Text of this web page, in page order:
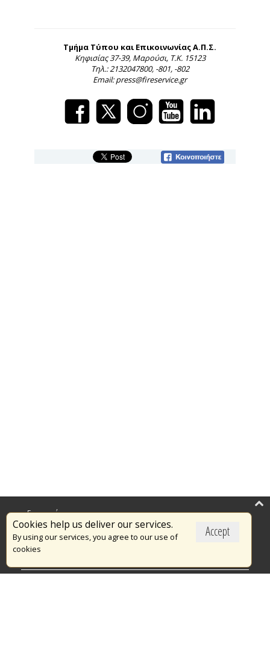
Τμήμα Τύπου και Επικοινωνίας Α.Π.Σ.
Κηφισίας 37-39, Μαρούσι, Τ.Κ. 15123
Τηλ.: 2132047800, -801, -802
Email: press@fireservice.gr
Accept
Cookies help us deliver our services.
By using our services, you agree to our use of
cookies
Επικαιρότητα
Το Πυροσβεστικό Σώμα